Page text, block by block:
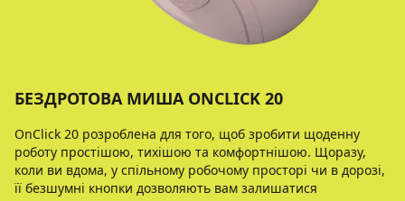
БЕЗДРОТОВА МИША ONCLICK 20
OnClick 20 розроблена для того, щоб зробити щоденну
роботу простішою, тихішою та комфортнішою. Щоразу,
коли ви вдома, у спільному робочому просторі чи в дорозі,
її безшумні кнопки дозволяють вам залишатися